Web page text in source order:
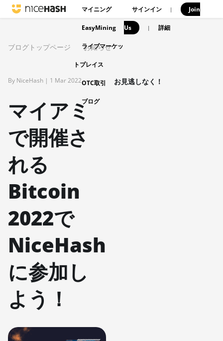
マイニング
EasyMining
ライブマーケッ
トプレイス
OTC取引
ブログ
サインイン | Join
Us | 詳細
ブログトップページ お知らせ
By NiceHash | 1 Mar 2022
マイアミ
で開催さ
れる
Bitcoin
2022で
NiceHash
に参加し
よう！
お見逃しなく！